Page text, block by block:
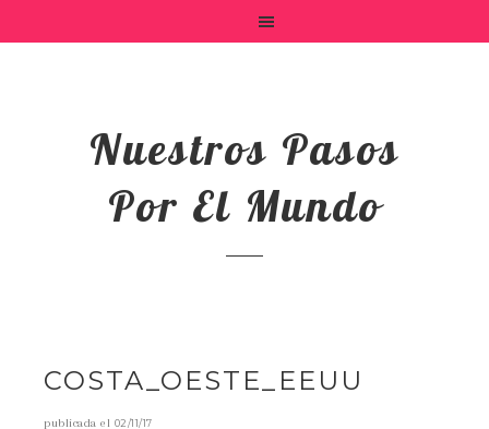
Nuestros Pasos
Por El Mundo
COSTA_OESTE_EEUU
publicada el 02/11/17